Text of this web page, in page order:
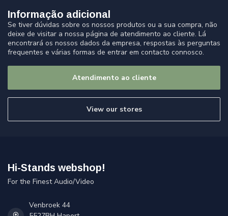
Informação adicional
Se tiver dúvidas sobre os nossos produtos ou a sua compra, não
deixe de visitar a nossa página de atendimento ao cliente. Lá
encontrará os nossos dados da empresa, respostas às perguntas
frequentes e várias formas de entrar em contacto connosco.
Atendimento ao cliente
View our stores
Hi-Stands webshop!
For the Finest Audio/Video
Venbroek 44